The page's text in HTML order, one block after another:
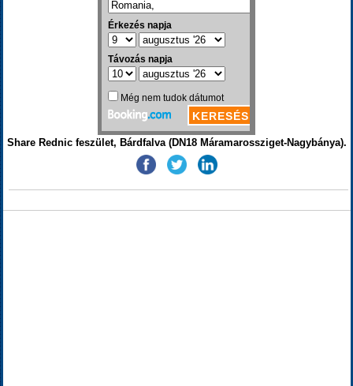
Share Rednic feszület, Bárdfalva (DN18 Máramarossziget-Nagybánya).